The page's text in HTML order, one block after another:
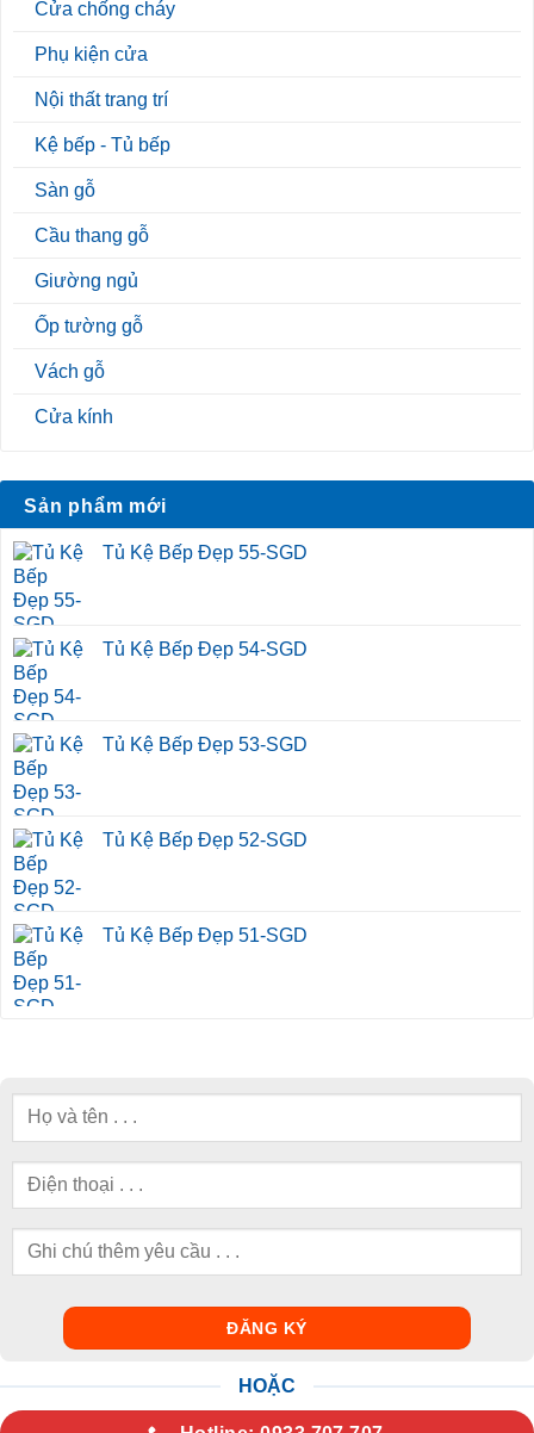
Cửa chống cháy
Phụ kiện cửa
Nội thất trang trí
Kệ bếp - Tủ bếp
Sàn gỗ
Cầu thang gỗ
Giường ngủ
Ốp tường gỗ
Vách gỗ
Cửa kính
Sản phẩm mới
Tủ Kệ Bếp Đẹp 55-SGD
Tủ Kệ Bếp Đẹp 54-SGD
Tủ Kệ Bếp Đẹp 53-SGD
Tủ Kệ Bếp Đẹp 52-SGD
Tủ Kệ Bếp Đẹp 51-SGD
HOẶC